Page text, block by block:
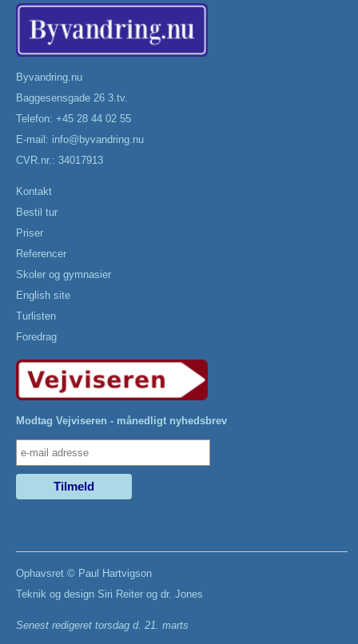
Byvandring.nu
Baggesensgade 26 3.tv.
Telefon: +45 28 44 02 55
E-mail: info@byvandring.nu
CVR.nr.: 34017913
Kontakt
Bestil tur
Priser
Referencer
Skoler og gymnasier
English site
Turlisten
Foredrag
Modtag Vejviseren - månedligt nyhedsbrev
Ophavsret © Paul Hartvigson
Teknik og design Siri Reiter og dr. Jones
Senest redigeret torsdag d. 21. marts